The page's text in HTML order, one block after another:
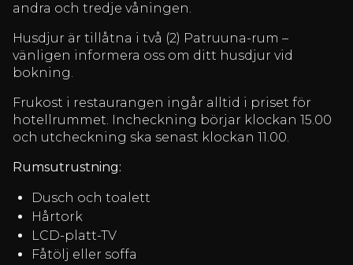
andra och tredje våningen.
Husdjur är tillåtna i två (2) Patruuna-rum –
vänligen informera oss om ditt husdjur vid
bokning.
Frukost i restaurangen ingår alltid i priset för
hotellrummet. Incheckning börjar klockan 15.00
och utcheckning ska senast klockan 11.00.
Rumsutrustning:
Dusch och toalett
Hårtork
LCD-platt-TV
Fåtölj eller soffa